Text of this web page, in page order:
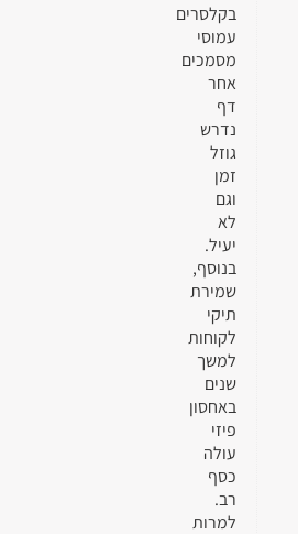
בקלסרים
עמוסי
מסמכים
אחר
דף
נדרש
גוזל
זמן
וגם
לא
יעיל.
בנוסף,
שמירת
תיקי
לקוחות
למשך
שנים
באחסון
פיזי
עולה
כסף
רב.
למרות